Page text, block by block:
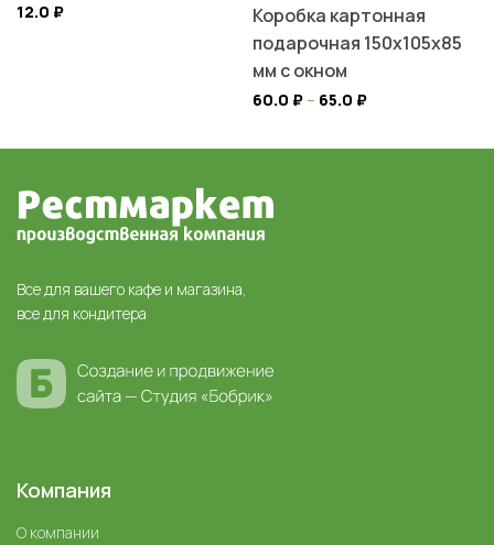
12.0 ₽
Коробка картонная
подарочная 150х105х85
мм с окном
60.0 ₽– 65.0 ₽
Все для вашего кафе и магазина,
все для кондитера
Компания
О компании